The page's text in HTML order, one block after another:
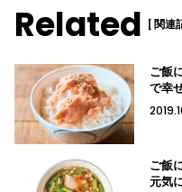
Related [ 関連
ご飯
で幸
ご飯
元気